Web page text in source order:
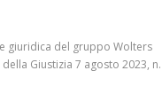
giuridica del gruppo Wolters
Giustizia 7 agosto 2023, n.